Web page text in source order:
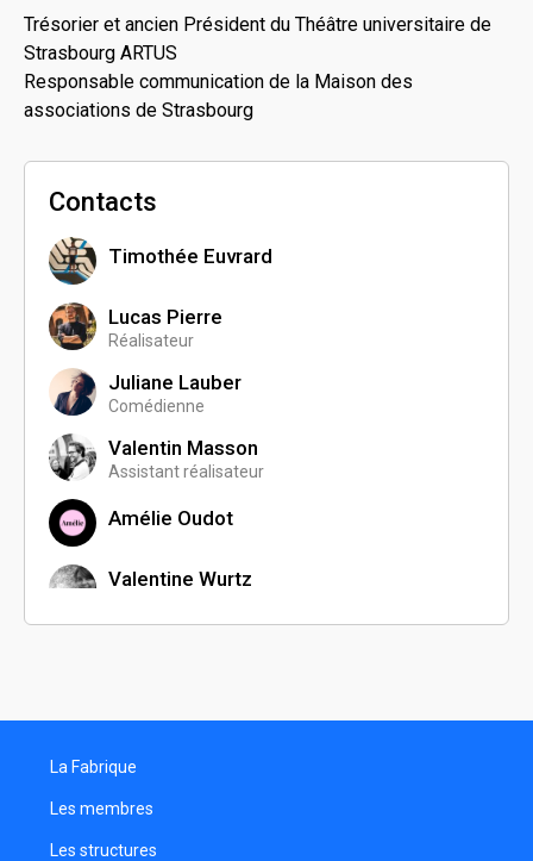
Trésorier et ancien Président du Théâtre universitaire de
Strasbourg ARTUS
Responsable communication de la Maison des
associations de Strasbourg
Contacts
Timothée Euvrard
Lucas Pierre
Réalisateur
Juliane Lauber
Comédienne
Valentin Masson
Assistant réalisateur
Amélie Oudot
Valentine Wurtz
Sara Blanc
Monteuse
Mécistée Rhea
La Fabrique
Les membres
Les structures